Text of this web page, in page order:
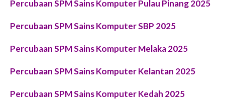
Percubaan SPM Sains Komputer Pulau Pinang 2025
Percubaan SPM Sains Komputer SBP 2025
Percubaan SPM Sains Komputer Melaka 2025
Percubaan SPM Sains Komputer Kelantan 2025
Percubaan SPM Sains Komputer Kedah 2025